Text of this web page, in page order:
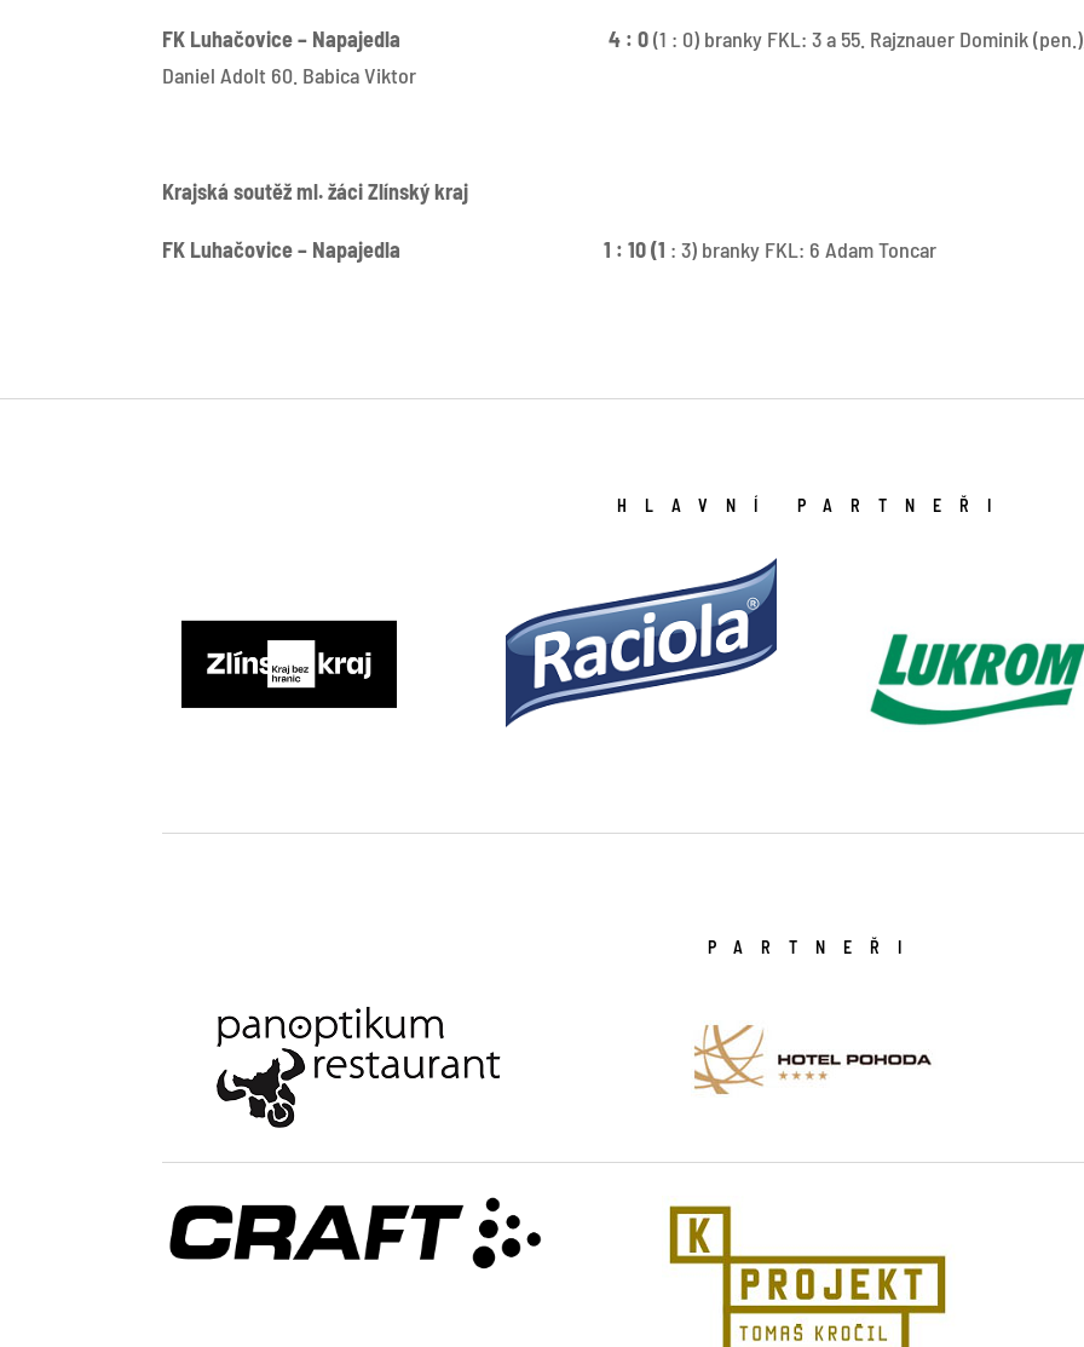
FK Luhačovice – Napajedla 4 : 0(1 : 0) branky FKL: 3 a 55. Rajznauer Dominik
Daniel Adolt 60. Babica Viktor
Krajská soutěž ml. žáci Zlínský kraj
FK Luhačovice – Napajedla 1 : 10 (1 : 3) branky FKL: 6 Adam Toncar
HLAVNÍ PARTNEŘI
PARTNEŘI